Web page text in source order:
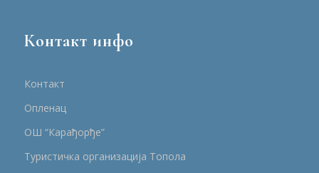
Контакт инфо
Контакт
Опленац
ОШ “Карађорђе”
Туристичка организација Топола